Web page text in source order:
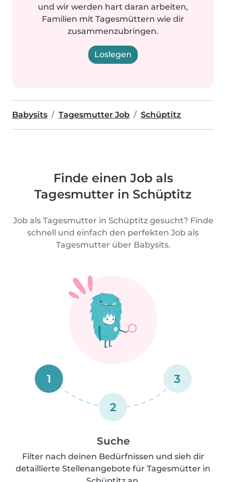
und wir werden hart daran arbeiten,
Familien mit Tagesmüttern wie dir
zusammenzubringen.
Loslegen
Babysits Tagesmutter Job Schüptitz
Finde einen Job als
Tagesmutter in Schüptitz
Job als Tagesmutter in Schüptitz gesucht? Finde
schnell und einfach den perfekten Job als
Tagesmutter über Babysits.
1
2
3
Suche
Filter nach deinen Bedürfnissen und sieh dir
detaillierte Stellenangebote für Tagesmütter in